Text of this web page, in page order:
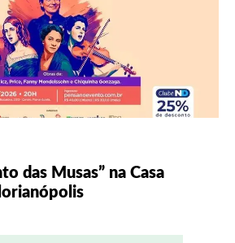
das Musas” na Casa